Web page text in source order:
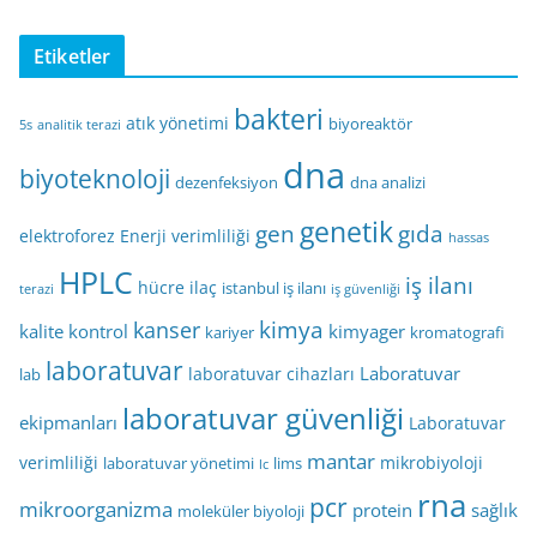
Etiketler
5s analitik terazi atık yönetimi bakteri biyoreaktör
biyoteknoloji dezenfeksiyon dna dna analizi
elektroforez Enerji verimliliği gen genetikgıda hassas
terazi HPLC hücre ilaç istanbul iş ilanı iş güvenliği iş ilanı
kalite kontrol kanser kariyer kimya kimyager kromatografi
lab laboratuvar laboratuvar cihazları Laboratuvar
ekipmanları laboratuvar güvenliği Laboratuvar
verimliliği laboratuvar yönetimi lc lims mantar mikrobiyoloji
mikroorganizma moleküler biyoloji pcr protein rna sağlık